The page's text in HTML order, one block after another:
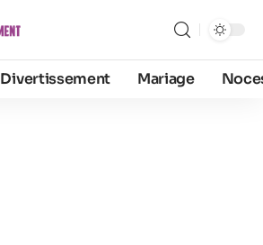
Divertissement Mariage